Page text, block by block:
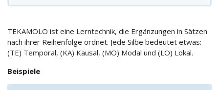
TEKAMOLO ist eine Lerntechnik, die Ergänzungen in Sätzen
nach ihrer Reihenfolge ordnet. Jede Silbe bedeutet etwas:
(TE) Temporal, (KA) Kausal, (MO) Modal und (LO) Lokal.
Beispiele